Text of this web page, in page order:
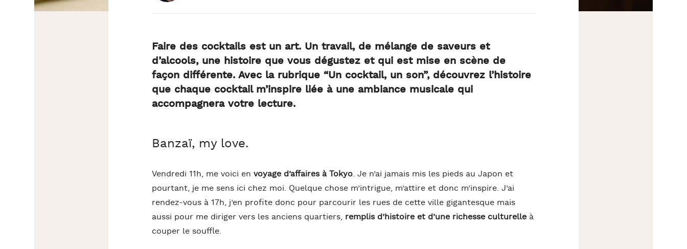
Faire des cocktails est un art. Un travail, de mélange de saveurs et
d’alcools, une histoire que vous dégustez et qui est mise en scène de
façon différente. Avec la rubrique “Un cocktail, un son”, découvrez l’histoire
que chaque cocktail m’inspire liée à une ambiance musicale qui
accompagnera votre lecture.
Banzaï, my love.
Vendredi 11h, me voici en voyage d’affaires à Tokyo. Je n’ai jamais mis les pieds au Japon et
pourtant, je me sens ici chez moi. Quelque chose m’intrigue, m’attire et donc m’inspire. J’ai
rendez-vous à 17h, j’en profite donc pour parcourir les rues de cette ville gigantesque mais
aussi pour me diriger vers les anciens quartiers, remplis d’histoire et d’une richesse culturelle à
couper le souffle.